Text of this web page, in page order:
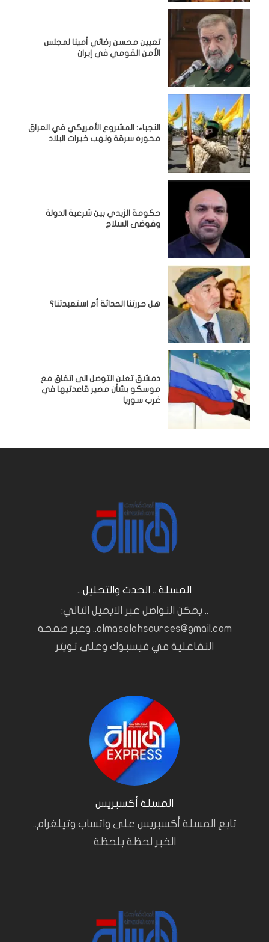
تعيين محسن رضائي أمينا لمجلس
الأمن القومي في إيران
النجباء: المشروع الأمريكي في العراق
محوره سرقة ونهب خيرات البلاد
حكومة الزيدي بين شرعية الدولة
وفوضى السلاح
هل حررتنا الحداثة أم استعبدتنا؟
دمشق تعلن التوصل الى اتفاق مع
موسكو بشأن مصير قاعدتيها في
غرب سوريا
المسلة .. الحدث والتحليل...
.. يمكن التواصل عبر الايميل التالي:
almasalahsources@gmail.com.. وعبر صفحة
التفاعلية في فيسبوك وعلى تويتر
المسلة أكسبريس
تابع المسلة أكسبريس على واتساب وتيلغرام..
الخبر لحظة بلحظة